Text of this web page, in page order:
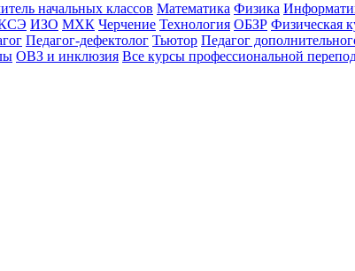
начальных классов Математика Физика
ИЗО МХК Черчение Технология ОБЗР Физическая
Педагог-дефектолог Тьютор Педагог
ОВЗ и инклюзия Все курсы профессиональной